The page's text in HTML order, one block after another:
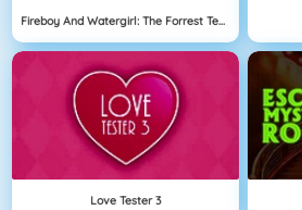
Fireboy And Watergirl: The Forrest Temple
Love Tester 3